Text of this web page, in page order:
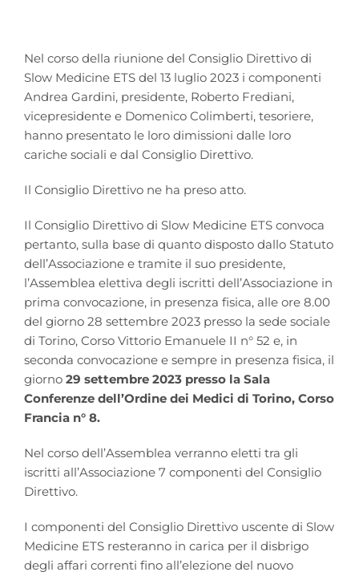
Nel corso della riunione del Consiglio Direttivo di
Slow Medicine ETS del 13 luglio 2023 i componenti
Andrea Gardini, presidente, Roberto Frediani,
vicepresidente e Domenico Colimberti, tesoriere,
hanno presentato le loro dimissioni dalle loro
cariche sociali e dal Consiglio Direttivo.
Il Consiglio Direttivo ne ha preso atto.
Il Consiglio Direttivo di Slow Medicine ETS convoca
pertanto, sulla base di quanto disposto dallo Statuto
dell’Associazione e tramite il suo presidente,
l’Assemblea elettiva degli iscritti dell’Associazione in
prima convocazione, in presenza fisica, alle ore 8.00
del giorno 28 settembre 2023 presso la sede sociale
di Torino, Corso Vittorio Emanuele II n° 52 e, in
seconda convocazione e sempre in presenza fisica, il
giorno 29 settembre 2023 presso la Sala
Conferenze dell’Ordine dei Medici di Torino, Corso
Francia n° 8.
Nel corso dell’Assemblea verranno eletti tra gli
iscritti all’Associazione 7 componenti del Consiglio
Direttivo.
I componenti del Consiglio Direttivo uscente di Slow
Medicine ETS resteranno in carica per il disbrigo
degli affari correnti fino all’elezione del nuovo